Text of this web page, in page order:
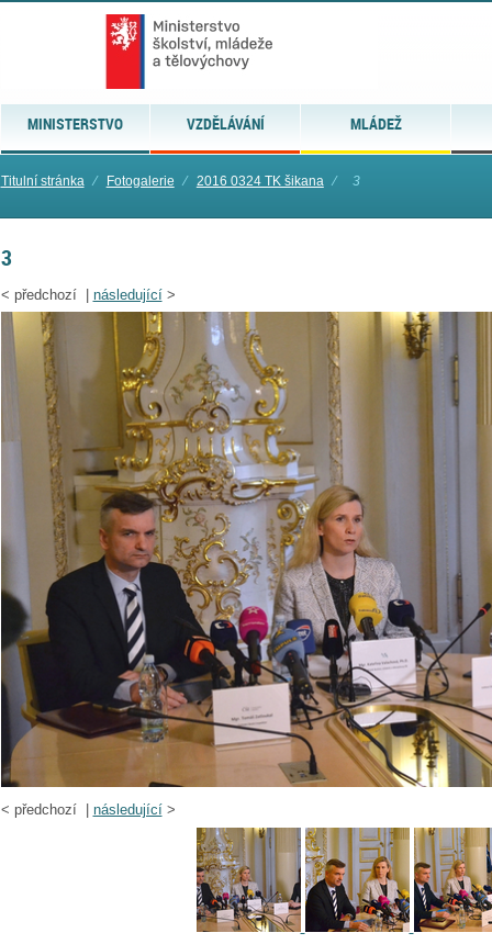
MINISTERSTVO VZDĚLÁVÁNÍ MLÁDEŽ
Titulní stránka ⁄ Fotogalerie ⁄ 2016 0324 TK šikana ⁄ 3
3
< předchozí | následující>
< předchozí | následující>